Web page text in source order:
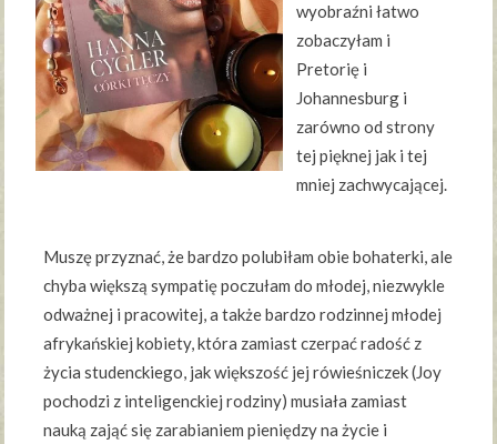
wyobraźni łatwo
zobaczyłam i
Pretorię i
Johannesburg i
zarówno od strony
tej pięknej jak i tej
mniej zachwycającej.
Muszę przyznać, że bardzo polubiłam obie bohaterki, ale
chyba większą sympatię poczułam do młodej, niezwykle
odważnej i pracowitej, a także bardzo rodzinnej młodej
afrykańskiej kobiety, która zamiast czerpać radość z
życia studenckiego, jak większość jej rówieśniczek (Joy
pochodzi z inteligenckiej rodziny) musiała zamiast
nauką zająć się zarabianiem pieniędzy na życie i